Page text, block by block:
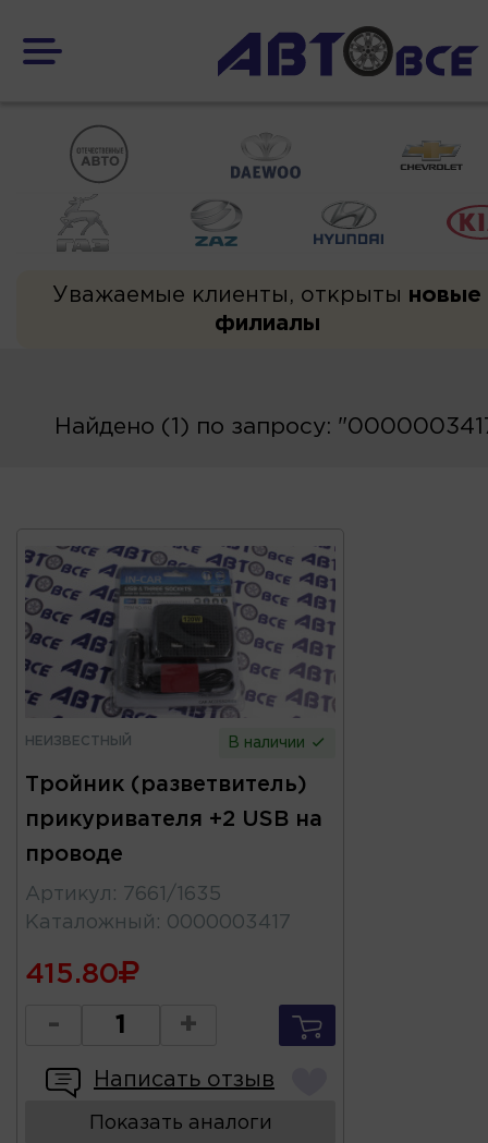
Уважаемые клиенты, открыты новые
филиалы
Найдено (1) по запросу:
НЕИЗВЕСТНЫЙ В наличии
Тройник (разветвитель)
прикуривателя +2 USB на
проводе
Артикул :
7661/1635
Каталожный : 0000003417
415.80
- +
Написать отзыв
Показать аналоги